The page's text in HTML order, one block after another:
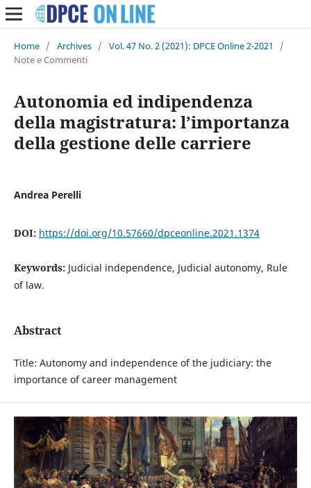
Home / Archives / Vol. 47 No. 2 (2021): DPCE Online 2-2021
/
Note e Commenti
Autonomia ed indipendenza
della magistratura: l’importanza
della gestione delle carriere
Andrea Perelli
DOI: https://doi.org/10.57660/dpceonline.2021.1374
Keywords: Judicial independence, Judicial autonomy, Rule
of law.
Abstract
Title: Autonomy and independence of the judiciary: the
importance of career management